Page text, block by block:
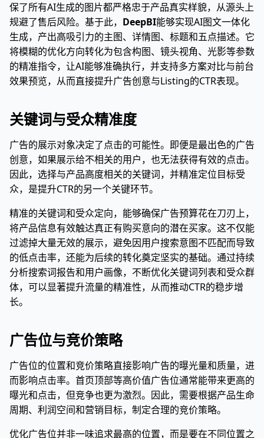
保了所有AI生成的图片都严格忠于产品真实样貌，从源头上
规避了售后风险。基于此， DeepBI能够实现AI图文一体化
生成，产出高吸引力的主图、详情图、标题和五点描述。它
将模糊的优化方向转化为包含构图、镜头视角、光影等参数
的精准指令，让AI能够准确执行，并支持多方案对比与前台
效果预览，从而直接提升广告创意与Listing的CTR表现。
关键词与受众精准度
广告的展示对象决定了点击的可能性。即便是最出色的广告
创意，如果展示给不相关的用户，也无法获得有效的点击。
因此，选择与产品高度相关的关键词，并精准定位目标受
众，是提升CTR的另一个关键环节。
精准的关键词和受众定向，能够确保广告预算花在刀刃上，
将产品信息有效触达真正有购买意向的潜在买家。这不仅能
过滤掉大量无效的展示，避免因用户搜索意图不匹配而导致
的低点击率，还能为后续的转化奠定坚实的基础。通过持续
分析搜索词报告和用户画像，不断优化关键词列表和受众群
体，可以显著提升流量的精准性，从而推动CTR的稳步增
长。
广告位与竞价策略
广告位的位置和竞价策略直接影响广告的曝光量和质量，进
而影响点击率。首页顶部等高价值广告位通常能带来更高的
曝光和点击，但竞争也更为激烈。因此，需要根据产品生命
周期、利润空间和营销目标，制定合理的竞价策略。
优化广告位并非一味追求最高的位置，而是要在不同位置之